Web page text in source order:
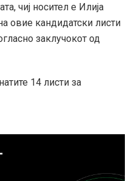
чиј носител е Илија
овие кандидатски листи
заклучокот од
14 листи за